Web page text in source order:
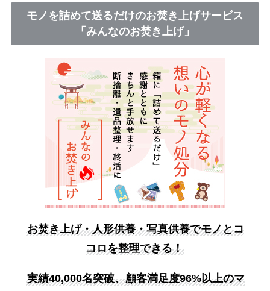
モノを詰めて送るだけのお焚き上げサービス
「みんなのお焚き上げ」
お焚き上げ・人形供養・写真供養でモノとコ
コロを整理できる！
実績40,000名突破、顧客満足度96%以上のマ